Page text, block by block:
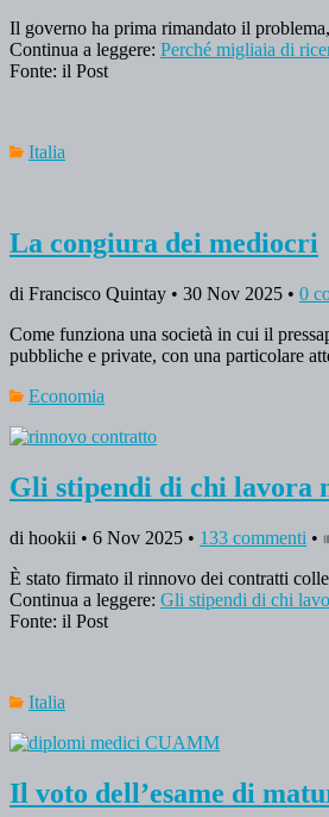
Il governo ha prima rimandato il
Continua a leggere: Perché migliaia di
Fonte: il Post
Italia
La congiura dei mediocri
di Francisco Quintay • 30 Nov 2025 • 0
Come funziona una società in cui il
pubbliche e private, con una particolare
Economia
Gli stipendi di chi lavora
di hookii • 6 Nov 2025 • 133 commenti •
È stato firmato il rinnovo dei contratti
Continua a leggere: Gli stipendi di chi
Fonte: il Post
Italia
Il voto dell’esame di